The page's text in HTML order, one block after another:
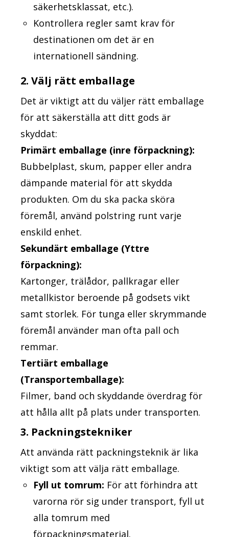
säkerhetsklassat, etc.).
Kontrollera regler samt krav för
destinationen om det är en
internationell sändning.
2. Välj rätt emballage
Det är viktigt att du väljer rätt emballage
för att säkerställa att ditt gods är
skyddat:
Primärt emballage (inre förpackning):
Bubbelplast, skum, papper eller andra
dämpande material för att skydda
produkten. Om du ska packa sköra
föremål, använd polstring runt varje
enskild enhet.
Sekundärt emballage (Yttre
förpackning):
Kartonger, trälådor, pallkragar eller
metallkistor beroende på godsets vikt
samt storlek. För tunga eller skrymmande
föremål använder man ofta pall och
remmar.
Tertiärt emballage
(Transportemballage):
Filmer, band och skyddande överdrag för
att hålla allt på plats under transporten.
3. Packningstekniker
Att använda rätt packningsteknik är lika
viktigt som att välja rätt emballage.
Fyll ut tomrum: För att förhindra att
varorna rör sig under transport, fyll ut
alla tomrum med
förpackningsmaterial.